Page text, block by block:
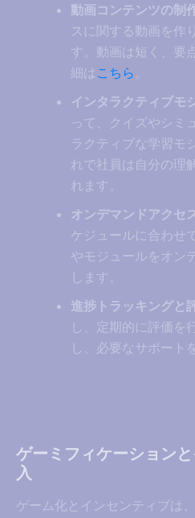
動画コンテンツの制
スに関する動画を作
す。動画は短く、要
細は こちら
インタラクティブモ
って、クイズやシミ
ラクティブな学習モ
れで社員は自分の理
れます。
オンデマンドアクセ
ケジュールに合わせ
やモジュールをオン
します。
進捗トラッキングと
し、定期的に評価を
し、必要なサポート
ゲーミフィケーション
入
ゲーム化とインセンティブは